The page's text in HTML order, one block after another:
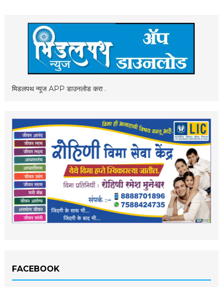
मिडलपथ न्यूज APP डाउनलोड करा .
FACEBOOK